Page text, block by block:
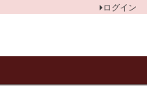
ログイン